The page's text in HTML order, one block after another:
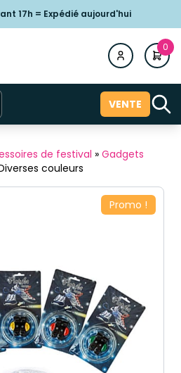
17h = Expédié aujourd'hui
0
VENTE
de festival » Gadgets
couleurs
Promo !